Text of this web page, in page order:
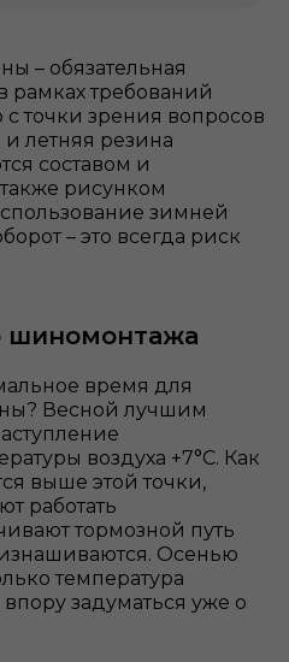
– обязательная
рамках требований
точки зрения вопросов
летняя резина
составом и
рисунком
зимней
– это всегда риск
шиномонтажа
время для
Весной лучшим
воздуха +7°С. Как
выше этой точки,
работать
тормозной путь
Осенью
температура
задуматься уже о